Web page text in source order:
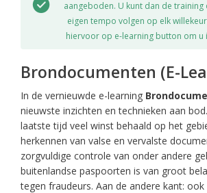
aangeboden. U kunt dan de training
eigen tempo volgen op elk
hiervoor op e-learning button om u
Brondocumenten (E-
In de vernieuwde e-learning
nieuwste inzichten en technieken aan
laatste tijd veel winst behaald op het
herkennen van valse en vervalste
zorgvuldige controle van onder andere
buitenlandse paspoorten is van groot
tegen fraudeurs. Aan de andere kant: